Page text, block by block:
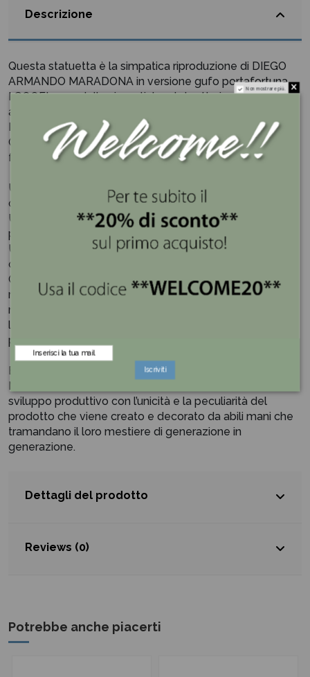
Descrizione
Questa statuetta è la simpatica riproduzione di DIEGO
ARMANDO MARADONA in versione gufo portafortuna.
I GOOFI sono delle simpatiche statuette in ceramica
adatte per ogni occasione, da regalare a chi vuoi bene.
Innumerevoli sono le passioni.
Ognuno di noi ne ha una, perché nulla al mondo è stato
fatto senza Passione!
Un GOOFI è... uno sguardo stralunato e meravigliato, su
questo mondo così veloce e turbinoso.
Un GOOFI è... un mito, una star che si trasforma in icona
per ritrovare la calma e la saggezza.
Un GOOFI è... un gioco, un ricordo, un’immagine familiare
che ti conforta e ti accompagna.
Ognuno ha un GOOFI che può scaldargli il cuore,
ricordare un momento, far rivivere un’emozione, cinema,
musica, arte, scienza, supereroi, cartoni animati,
letteratura... non c’è forma che un GOOFI non possa
prendere, non c’è mito che il GOOFI non possa incarnare.
Egan nasce a Pollenza, nel laborioso cuore delle
sviluppo produttivo con l’unicità e la peculiarità del
prodotto che viene creato e decorato da abili mani che
tramandano il loro mestiere di generazione in
generazione.
Dettagli del prodotto
Reviews (0)
Potrebbe anche piacerti
Non mostrare più.
Iscriviti